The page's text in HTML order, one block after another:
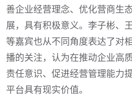
善企业经营理念、优化营商生
展，具有积极意义。李子彬、
等嘉宾也从不同角度表达了对
播的关注，认为在推动企业高
责任意识、促进经营管理能力
平台具有现实价值。